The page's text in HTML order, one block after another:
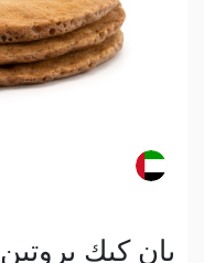
بان كيك بروتين